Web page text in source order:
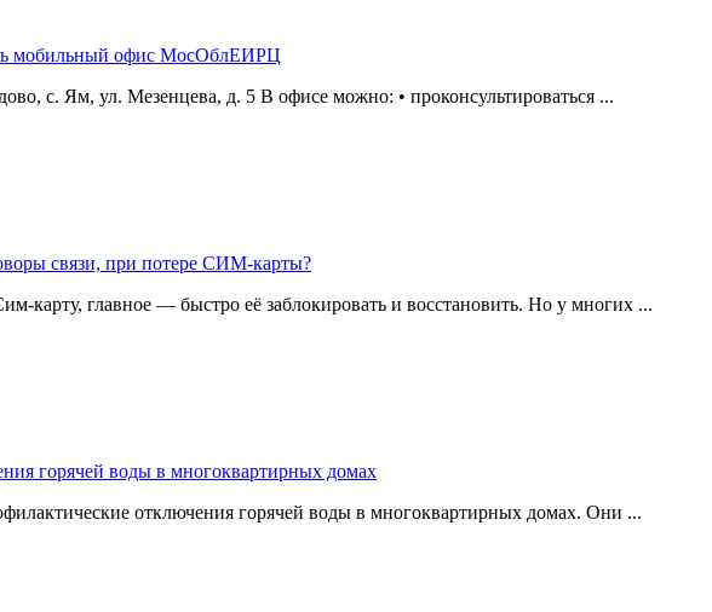
мобильный офис МосОблЕИРЦ
с. Ям, ул. Мезенцева, д. 5 В офисе можно: • проконсультироваться ...
связи, при потере СИМ-карты?
карту, главное — быстро её заблокировать и восстановить. Но у многих ...
горячей воды в многоквартирных домах
отключения горячей воды в многоквартирных домах. Они ...